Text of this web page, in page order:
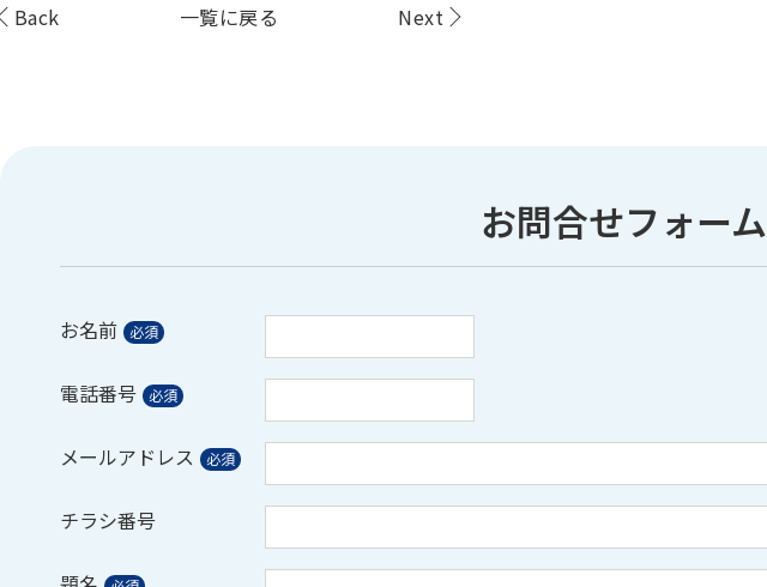
Back 一覧に戻る Next
お問合せフォーム
お名前
電話番号
メールアドレス
チラシ番号